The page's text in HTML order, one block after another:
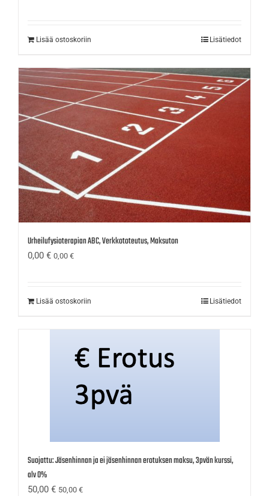
Lisää ostoskoriin Lisätiedot
Urheilufysioterapian ABC, Verkkototeutus, Maksuton
0,00 € 0,00 €
Lisää ostoskoriin Lisätiedot
Suojattu: Jäsenhinnan ja ei jäsenhinnan erotuksen maksu, 3pvän kurssi,
alv 0%
50,00 € 50,00 €